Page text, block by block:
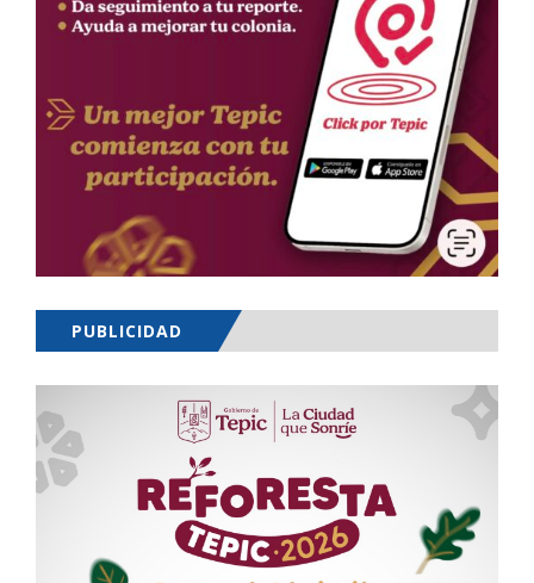
PUBLICIDAD